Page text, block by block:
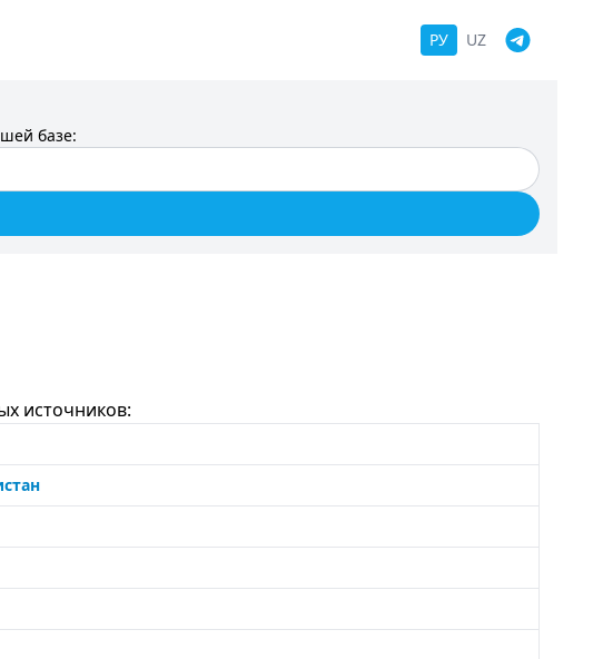
РУ UZ
базе:
источников: